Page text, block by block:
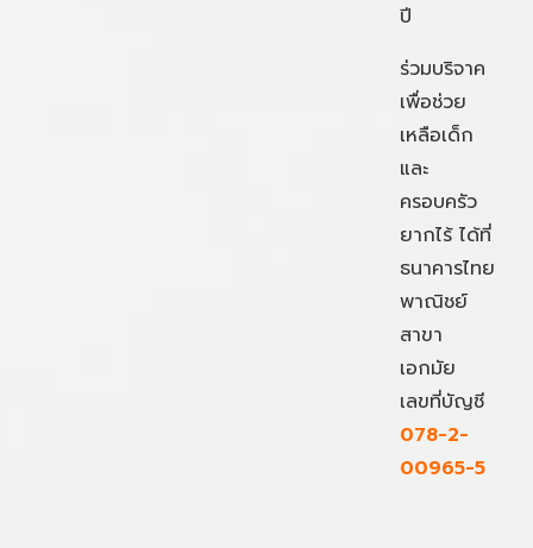
ปี
ร่วมบริจาค
เพื่อช่วย
เหลือเด็ก
และ
ครอบครัว
ยากไร้ ได้ที่
ธนาคารไทย
พาณิชย์
สาขา
เอกมัย
เลขที่บัญชี
078-2-
00965-5